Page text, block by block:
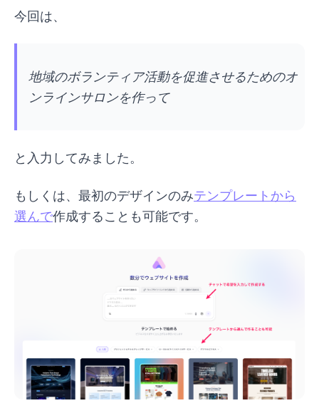
今回は、
地域のボランティア活動を促進させるためのオ
ンラインサロンを作って
と入力してみました。
もしくは、最初のデザインのみテンプレートから
選んで作成することも可能です。